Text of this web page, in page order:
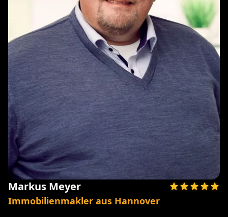
Markus Meyer
Immobilienmakler aus Hannover